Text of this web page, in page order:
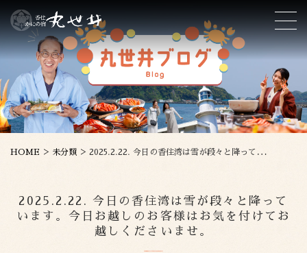
HOME > 未分類 > 2025.2.22. 今日の香住湾は雪が段々と降っています。今日お越しのお客様はお気を付けてお越しくださいませ。
2025.2.22. 今日の香住湾は雪が段々と降って
います。今日お越しのお客様はお気を付けてお
越しくださいませ。